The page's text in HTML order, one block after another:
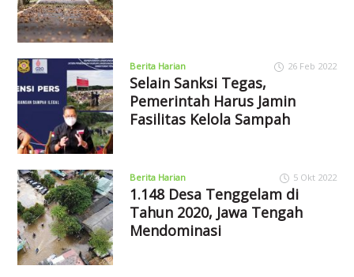
Berita Harian 26 Feb 2022
Selain Sanksi Tegas,
Pemerintah Harus Jamin
Fasilitas Kelola Sampah
Berita Harian 5 Okt 2022
1.148 Desa Tenggelam di
Tahun 2020, Jawa Tengah
Mendominasi